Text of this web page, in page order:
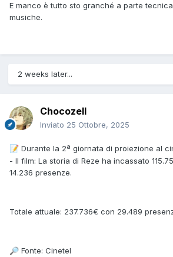
E manco è tutto sto granché a parte
musiche.
2 weeks later...
Chocozell
Inviato 25 Ottobre, 2025
📝 Durante la 2ª giornata di proiezione al
- Il film: La storia di Reze ha incassato
14.236 presenze.
Totale attuale: 237.736€ con 29.489
🔎 Fonte: Cinetel